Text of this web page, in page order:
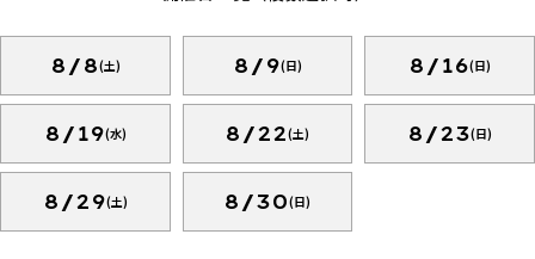
8/8(土) 8/9(日) 8/16(日)
8/19(水) 8/22(土) 8/23(日)
8/29(土) 8/30(日)